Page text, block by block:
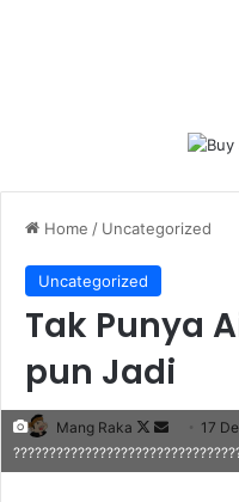
Home / Uncategorized
Uncategorized
Tak Punya
pun Jadi
Mang Raka
Follow
on
Send
an
17